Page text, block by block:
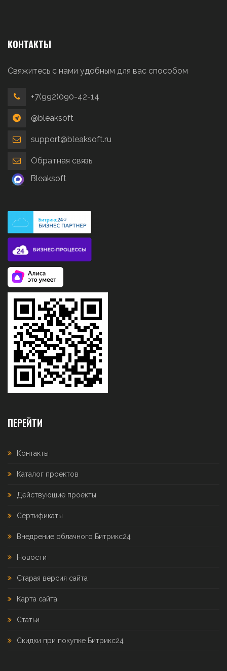
КОНТАКТЫ
Свяжитесь с нами удобным для вас способом
+7(992)090-42-14
@bleaksoft
support@bleaksoft.ru
Обратная связь
Bleaksoft
ПЕРЕЙТИ
Контакты
Каталог проектов
Действующие проекты
Сертификаты
Внедрение облачного Битрикс24
Новости
Старая версия сайта
Карта сайта
Статьи
Скидки при покупке Битрикс24